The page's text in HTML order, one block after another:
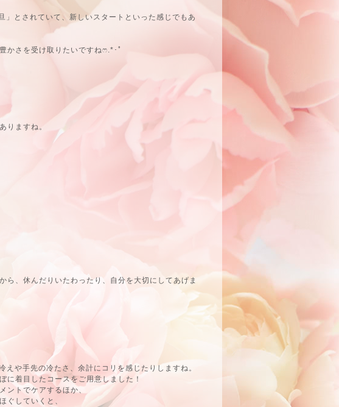
とされていて、新しいスタートといった感じでもあ
かさを受け取りたいですね‪ෆ‪.*･ﾟ
りますね。
ら、休んだりいたわったり、自分を大切にしてあげま
や手先の冷たさ、余計にコリを感じたりしますね。
に着目したコースをご用意しました！
ントでケアするほか、
ぐしていくと、